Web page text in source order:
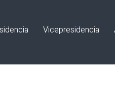
Vicepresidencia